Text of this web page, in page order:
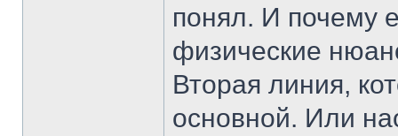
понял. И почему
физические
Вторая линия,
основной. Или